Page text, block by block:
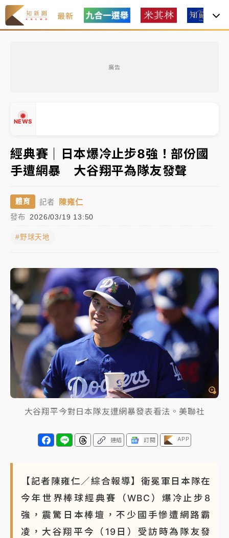
最新
廣告
NEWS
白海豚逼近！新北高灘地停車場下午4時強制拖吊 中午
開放水門周邊紅黃線停車
父親節玩樂園！六福村今明2天「爸爸免費」 遠雄海洋
買1送1
中颱白海豚環流掠北海！今明防劇烈降雨 東部高溫飆
中颱白海豚風雨來了！中部以北防豪雨 今晚、明天影
響最劇烈
白海豚逼近！新北高灘地停車場下午4時強制拖吊 中午
開放水門周邊紅黃線停車
父親節玩樂園！六福村今明2天「爸爸免費」 遠雄海洋
買1送1
中颱白海豚環流掠北海！今明防劇烈降雨 東部高溫飆
38度
經典賽｜日本爆冷止步8強！部份國
手遭網暴 大谷翔平為隊友發聲
體育 記者 陳雍仁
發布 2026/03/19 13:50
#野球天地
大谷翔平今對日本隊友遭網暴發表看法。美聯社
連結 訂閱 APP
【記者陳雍仁／綜合報導】衛冕軍日本隊在
今年世界棒球經典賽（WBC）爆冷止步8
強，震驚日本棒壇，不少國手慘遭網路霸
凌，大谷翔平今（19日）受訪時為隊友發